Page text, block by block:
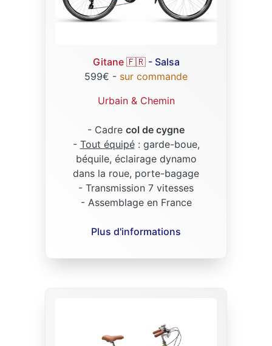
Gitane 🇫🇷 - Salsa
599€ - sur commande
Urbain & Chemin
- Cadre col de cygne
- Tout équipé: garde-boue,
béquile, éclairage dynamo
dans la roue, porte-bagage
- Transmission 7 vitesses
- Assemblage en France
Plus d'informations